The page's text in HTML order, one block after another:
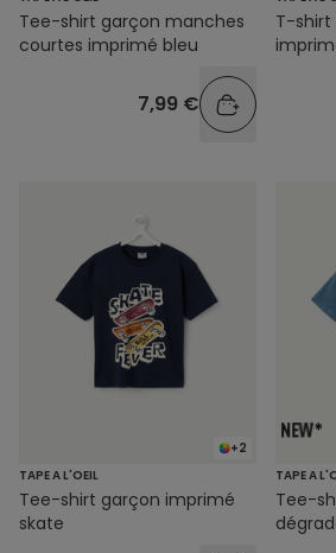
Tee-shirt garçon manches
courtes imprimé bleu
7,99 €
T-shirt
+2
TAPE A L'OEIL
Tee-shirt garçon imprimé
skate
TAPE A
Tee-